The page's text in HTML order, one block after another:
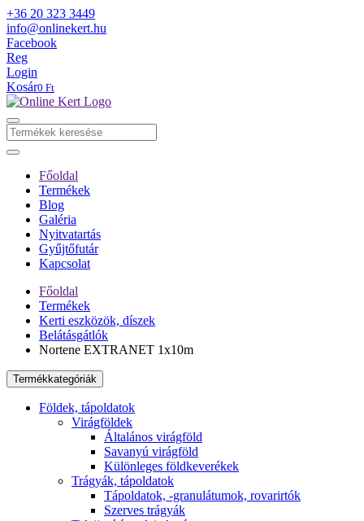
+36 20 323 3449
info@onlinekert.hu
Facebook
Reg
Login
Kosár0 Ft
Főoldal
Termékek
Blog
Galéria
Nyitvatartás
Gyűjtőfutár
Kapcsolat
Főoldal
Termékek
Kerti eszközök, díszek
Belátásgátlók
Nortene EXTRANET 1x10m
Termékkategóriák
Földek, tápoldatok
Virágföldek
Általános virágföld
Savanyú virágföld
Különleges földkeverékek
Trágyák, tápoldatok
Tápoldatok, -granulátumok, rovarirtók
Szerves trágyák